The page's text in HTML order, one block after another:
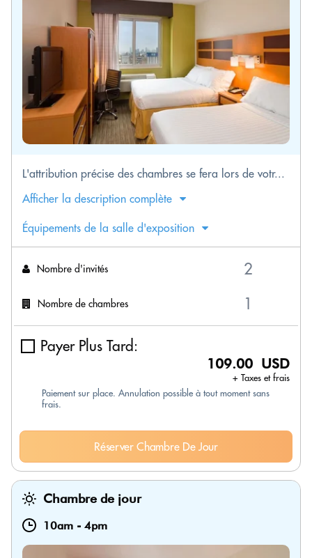
L'attribution précise des chambres se fera lors de votr...
Afficher la description complète
Équipements de la salle d'exposition
Nombre d'invités
Nombre de chambres
Payer Plus Tard:
109.00 USD
+ Taxes et frais
Paiement sur place. Annulation possible à tout moment sans
frais.
Réserver Chambre De Jour
Chambre de jour
10am - 4pm